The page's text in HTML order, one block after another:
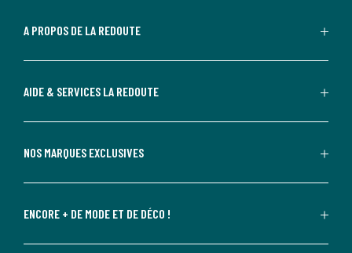
A PROPOS DE LA REDOUTE
AIDE & SERVICES LA REDOUTE
NOS MARQUES EXCLUSIVES
ENCORE + DE MODE ET DE DÉCO !